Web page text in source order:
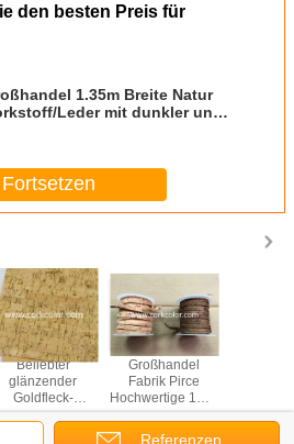
den besten Preis für
1.35m Breite Natur
Leder mit dunkler und
Fortsetzen
Beliebter
glänzender
Goldfleck-
Leder
für Tasche,
Großhandel
Fabrik Pirce
Hochwertige 1mm
Breite Farbig
Weiches 100%
Referenzen